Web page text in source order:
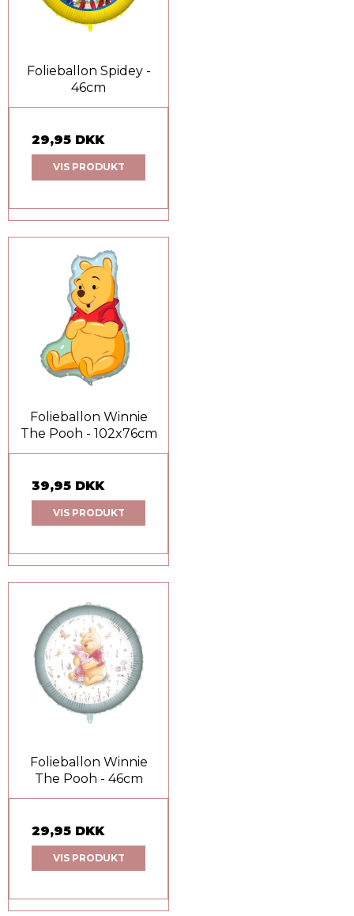
Folieballon Spidey -
46cm
29,95 DKK
VIS PRODUKT
Folieballon Winnie
The Pooh - 102x76cm
39,95 DKK
VIS PRODUKT
Folieballon Winnie
The Pooh - 46cm
29,95 DKK
VIS PRODUKT